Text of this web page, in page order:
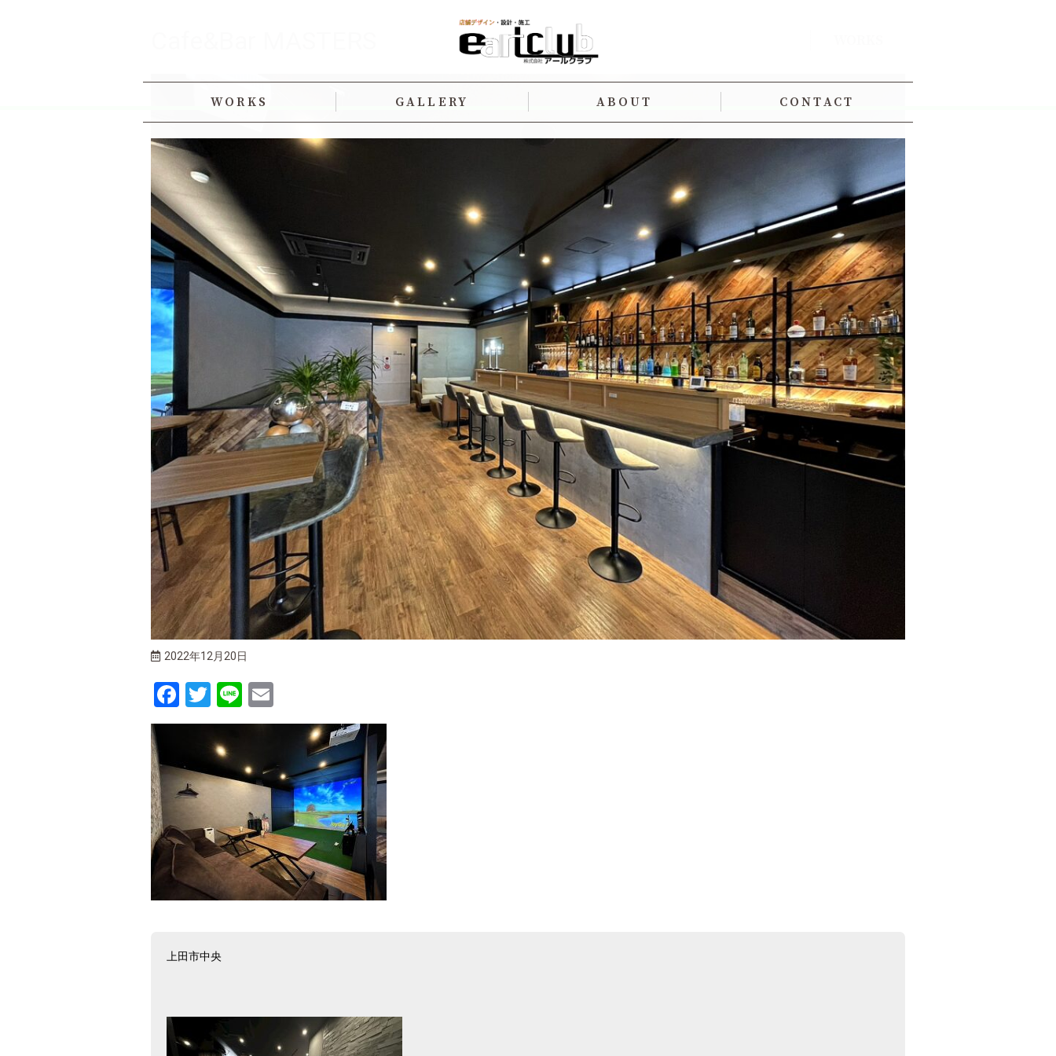
WORKS GALLERY ABOUT CONTACT
2022年12月20日
Facebook
Twitter
Line
上田市中央